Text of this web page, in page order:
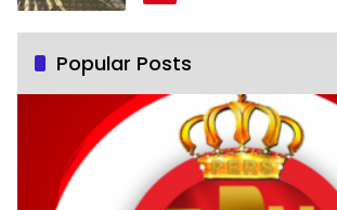
Popular Posts